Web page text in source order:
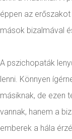
éppen az
mások bizalmával
A pszichopaták
lenni. Könnyen
másiknak, de ezen
vannak, hanem a
emberek a hála